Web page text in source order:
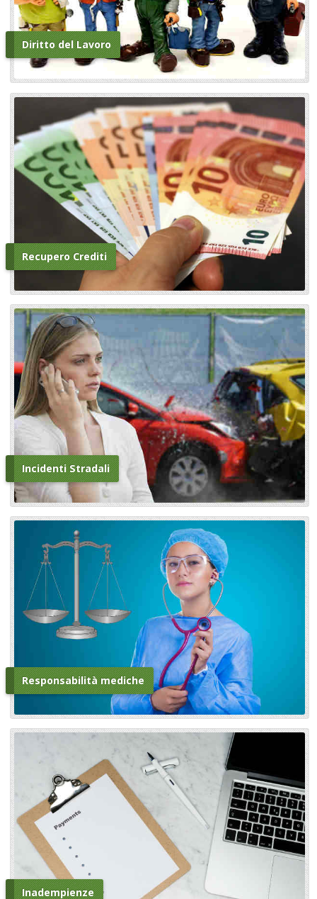
Diritto del Lavoro
Recupero Crediti
Incidenti Stradali
Responsabilità mediche
Inadempienze